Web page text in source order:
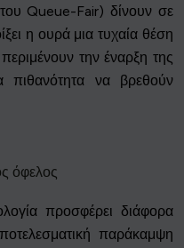
Queue-Fair) δίνουν σε
η ουρά μια τυχαία θέση
την έναρξη της
πιθανότητα να βρεθούν
όφελος
προσφέρει διάφορα
παράκαμψη